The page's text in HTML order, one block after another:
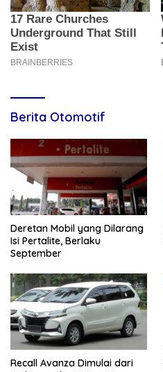
Berita Otomotif
Deretan Mobil yang Dilarang
Isi Pertalite, Berlaku
September
Recall Avanza Dimulai dari